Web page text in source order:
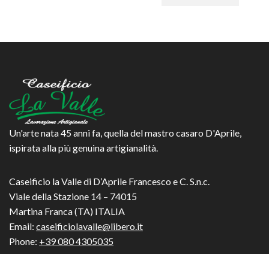
Un'arte nata 45 anni fa, quella del mastro casaro D'Aprile,
ispirata alla più genuina artigianalità.
Caseificio la Valle di D’Aprile Francesco e C. S.n.c.
Viale della Stazione 14 – 74015
Martina Franca (TA) ITALIA
Email: caseificiolavalle@libero.it
Phone: +39 080 4305035